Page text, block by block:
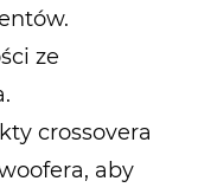
ze
crossovera
aby